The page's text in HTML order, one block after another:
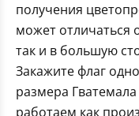
получения
может отличаться
так и в большую
Закажите флаг
размера
работаем как